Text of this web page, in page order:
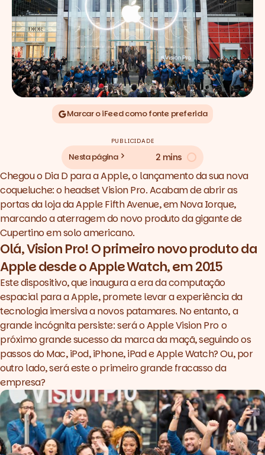
Marcar o iFeed como fonte preferida
PUBLICIDADE
Nesta página 2 mins
Chegou o Dia D para a Apple, o lançamento da sua nova
coqueluche: o headset Vision Pro. Acabam de abrir as
portas da loja da Apple Fifth Avenue, em Nova Iorque,
marcando a aterragem do novo produto da gigante de
Cupertino em solo americano.
Olá, Vision Pro! O primeiro novo produto da
Apple desde o Apple Watch, em 2015
Este dispositivo, que inaugura a era da computação
espacial para a Apple, promete levar a experiência da
tecnologia imersiva a novos patamares. No entanto, a
grande incógnita persiste: será o Apple Vision Pro o
próximo grande sucesso da marca da maçã, seguindo os
passos do Mac, iPod, iPhone, iPad e Apple Watch? Ou, por
outro lado, será este o primeiro grande fracasso da
empresa?